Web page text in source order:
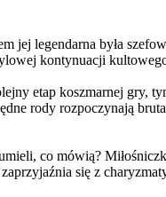
jej legendarna była
kontynuacji
etap koszmarnej gry,
rody rozpoczynają
co mówią?
się z